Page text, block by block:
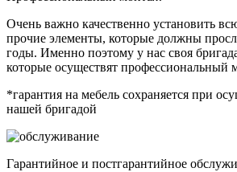
Очень важно качественно установить
прочие элементы, которые должны
годы. Именно поэтому у нас своя
которые осуществят профессиональный
*гарантия на мебель сохраняется при
нашей бригадой
Гарантийное и постгарантийное